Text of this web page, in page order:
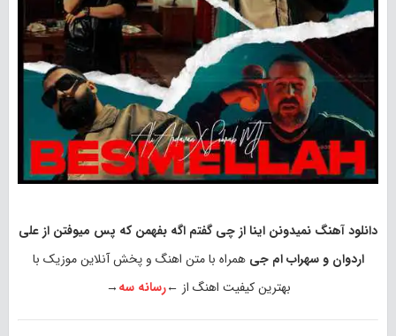
دانلود آهنگ نمیدونن اینا از چی گفتم اگه بفهمن که پس میوفتن از علی
اردوان و سهراب ام جیهمراه با متن اهنگ و پخش آنلاین موزیک با
بهترین کیفیت اهنگ از ←رسانه سه→